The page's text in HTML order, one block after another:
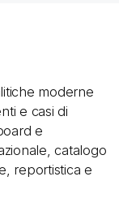
moderne
e casi di
e
catalogo
reportistica e